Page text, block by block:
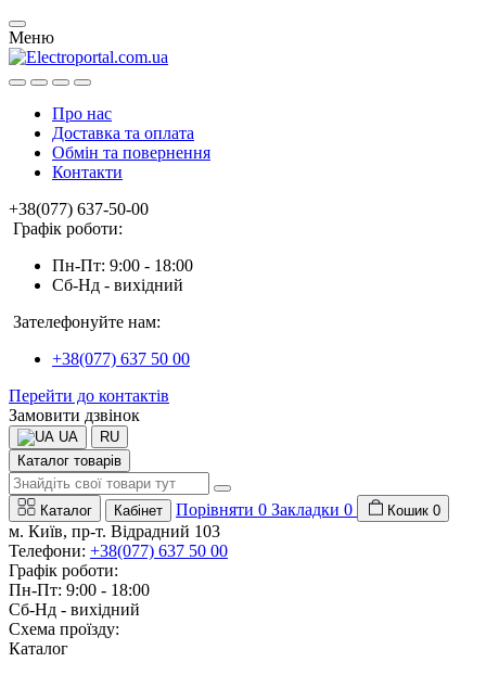
Меню
Про нас
Доставка та оплата
Обмін та повернення
Контакти
+38(077) 637-50-00
Графік роботи:
Пн-Пт: 9:00 - 18:00
Сб-Нд - вихідний
Зателефонуйте нам:
+38(077) 637 50 00
Перейти до контактів
Замовити дзвінок
UA
RU
Каталог товарів
Каталог Кабінет Порівняти 0 Закладки 0 Кошик 0
м. Київ, пр-т. Відрадний 103
Телефони: +38(077) 637 50 00
Графік роботи:
Пн-Пт: 9:00 - 18:00
Сб-Нд - вихідний
Схема проїзду:
Каталог